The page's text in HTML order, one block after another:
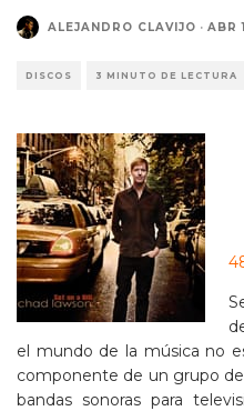
ALEJANDRO CLAVIJO · ABR
DISCOS 3 MINUTO DE LECTURA
el mundo de la música no
componente de un grupo
bandas sonoras para